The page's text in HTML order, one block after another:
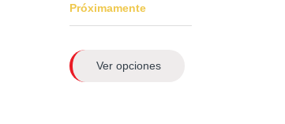
Próximamente
Ver opciones